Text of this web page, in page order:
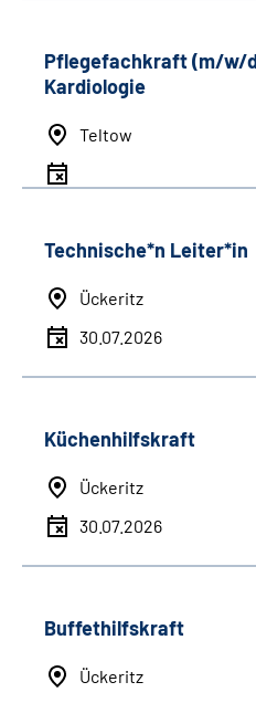
Pflegefachkraft (m/w/
Kardiologie
Teltow
Technische*n Leiter*in
Ückeritz
30.07.2026
Küchenhilfskraft
Ückeritz
30.07.2026
Buffethilfskraft
Ückeritz